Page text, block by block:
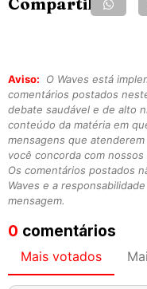
Aviso:
O Waves está
comentários postados
debate saudável e de alto
conteúdo da matéria em
mensagens que
você concorda com
Os comentários postados
Waves e a
mensagem.
0 comentários
Mais votados